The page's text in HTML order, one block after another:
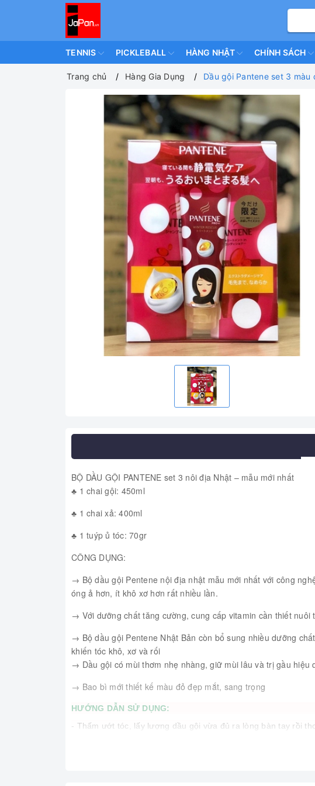
TENNIS PICKLEBALL HÀNG NHẬT CHÍNH SÁCH
Trang chủ Hàng Gia Dụng Dầu gội Pantene set 3
BỘ DẦU GỘI PANTENE set 3 nôi địa Nhật – mẫu mới nhất
♣ 1 chai gội: 450ml
♣ 1 chai xả: 400ml
♣ 1 tuýp ủ tóc: 70gr
CÔNG DỤNG:
→ Bộ dầu gội Pentene nội địa nhật mẫu mới nhất với công
óng ả hơn, ít khô xơ hơn rất nhiều lần.
→ Với dưỡng chất tăng cường, cung cấp vitamin cần thiết
→ Bộ dầu gội Pentene Nhật Bản còn bổ sung nhiều dưỡng
khiến tóc khô, xơ và rối
→ Dầu gội có mùi thơm nhẹ nhàng, giữ mùi lâu và trị gầu hiệu
→ Bao bì mới thiết kế màu đỏ đẹp mắt, sang trọng
HƯỚNG DẪN SỬ DỤNG:
- Thấm ướt tóc, lấy lượng dầu gội vừa đủ ra lòng bàn tay rồi